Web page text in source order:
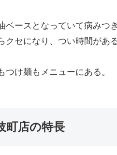
ベースとなっていて病みつ
クセになり、 つい時間があ
つけ麺もメニューにある。
町店の特長